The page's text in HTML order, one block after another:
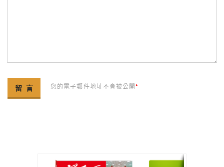
您的電子郵件地址不會被公開*